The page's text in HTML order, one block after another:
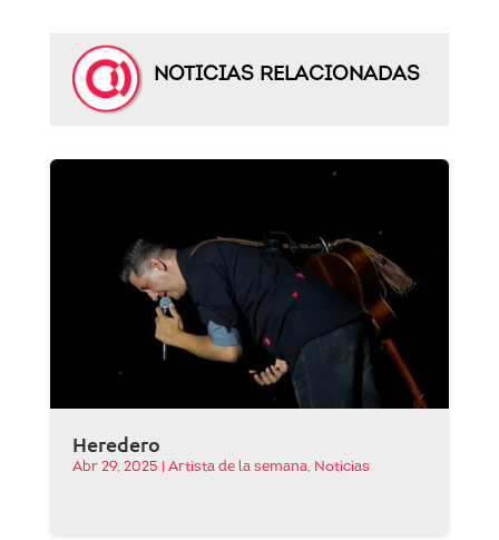
NOTICIAS RELACIONADAS
Heredero
Abr 29, 2025 Artista de la semana, Noticias